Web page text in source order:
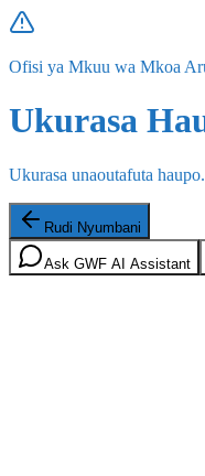
Ofisi ya Mkuu wa Mkoa
Ukurasa
Ukurasa unaoutafuta haupo.
Rudi Nyumbani
Ask GWF AI Assistant